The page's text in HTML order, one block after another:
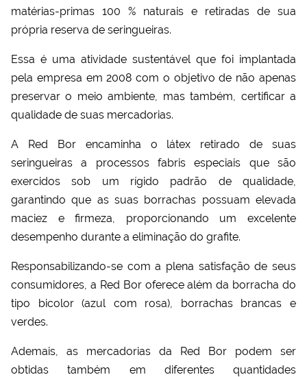
matérias-primas 100 % naturais e retiradas de sua
própria reserva de seringueiras.
Essa é uma atividade sustentável que foi implantada
pela empresa em 2008 com o objetivo de não apenas
preservar o meio ambiente, mas também, certificar a
qualidade de suas mercadorias.
A Red Bor encaminha o látex retirado de suas
seringueiras a processos fabris especiais que são
exercidos sob um rígido padrão de qualidade,
garantindo que as suas borrachas possuam elevada
maciez e firmeza, proporcionando um excelente
desempenho durante a eliminação do grafite.
Responsabilizando-se com a plena satisfação de seus
consumidores, a Red Bor oferece além da borracha do
tipo bicolor (azul com rosa), borrachas brancas e
verdes.
Ademais, as mercadorias da Red Bor podem ser
obtidas também em diferentes quantidades